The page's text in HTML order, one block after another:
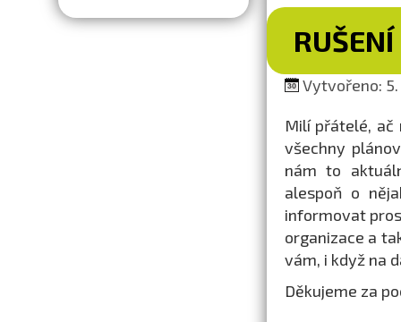
RUŠENÍ
Vytvořeno: 5.
Milí přátelé, ač
všechny
nám to
alespoň o
informovat
organizace a
vám, i když na
Děkujeme za